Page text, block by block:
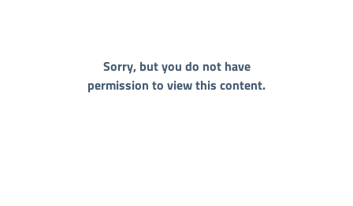
Sorry, but you do not have
permission to view this content.